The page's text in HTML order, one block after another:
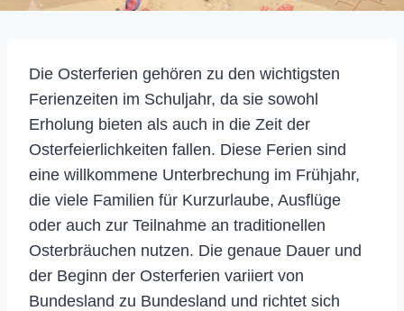
Die Osterferien gehören zu den wichtigsten
Ferienzeiten im Schuljahr, da sie sowohl
Erholung bieten als auch in die Zeit der
Osterfeierlichkeiten fallen. Diese Ferien sind
eine willkommene Unterbrechung im Frühjahr,
die viele Familien für Kurzurlaube, Ausflüge
oder auch zur Teilnahme an traditionellen
Osterbräuchen nutzen. Die genaue Dauer und
der Beginn der Osterferien variiert von
Bundesland zu Bundesland und richtet sich